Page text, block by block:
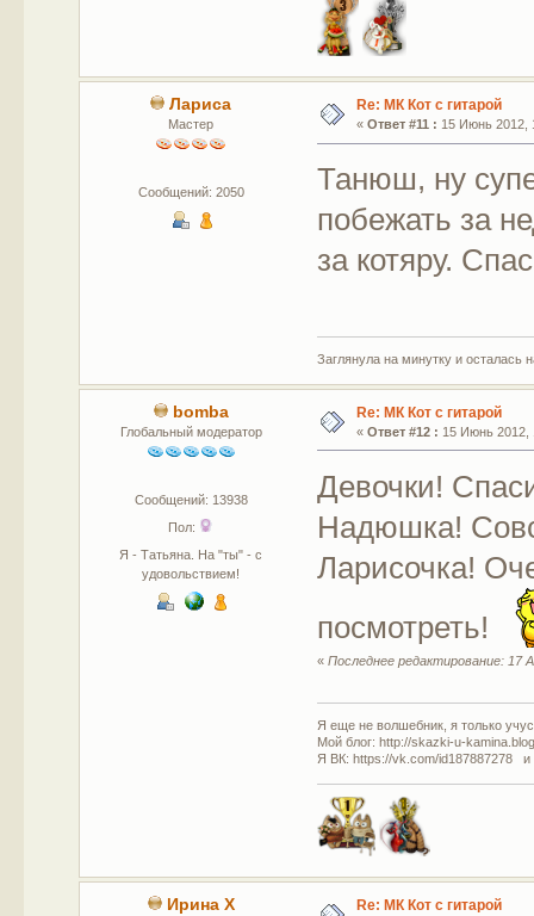
Лариса
Мастер
Сообщений: 2050
Re: МК Кот с гитарой
« Ответ #11 : 15 Июнь 2012,
Танюш, ну
побежать за
за котяру.
Заглянула на минутку и осталась
bomba
Глобальный модератор
Сообщений: 13938
Пол:
Я - Татьяна. На "ты" - с
удовольствием!
Re: МК Кот с гитарой
« Ответ #12 : 15 Июнь 2012,
Девочки!
Надюшка!
Ларисочка!
посмотреть!
«Последнее редактирование: 17
Я еще не волшебник, я только
Мой блог: http://skazki-u-
Я ВК: https://vk.com/id187887278 и
Ирина Х Re: МК Кот с гитарой